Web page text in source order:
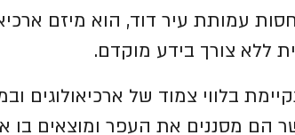
עמותת עיר דוד, הוא מיזם
ללא צורך בידע מוקדם.
בלווי צמוד של ארכיאולוגים
הם מסננים את העפר ומוצאים בו